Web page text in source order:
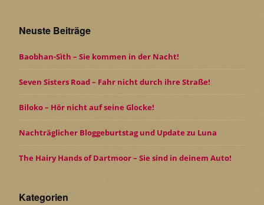
Neuste Beiträge
Baobhan-Sìth – Sie kommen in der Nacht!
Seven Sisters Road – Fahr nicht durch ihre Straße!
Biloko – Hör nicht auf seine Glocke!
Nachträglicher Bloggeburtstag und Update zu Luna
The Hairy Hands of Dartmoor – Sie sind in deinem Auto!
Kategorien